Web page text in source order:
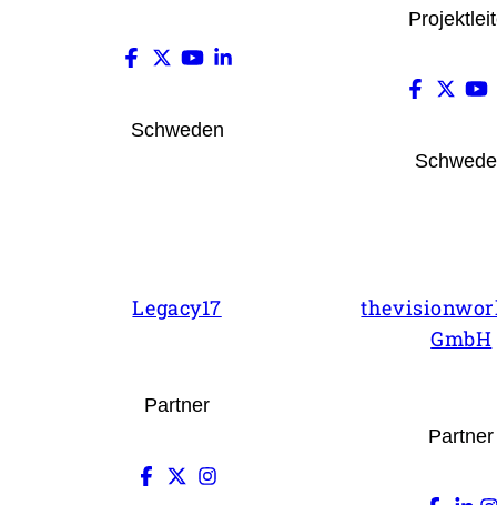
Schweden
Legacy17
Partner
GmbH
Partner